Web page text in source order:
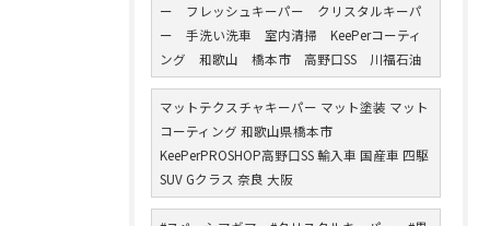
ー フレッシュキーパー クリスタルキーパ
ー 手洗い洗車 室内清掃 KeePerコーティ
ング 和歌山 橋本市 高野口SS 川福石油
マットテクスチャキーパー マット塗装 マット
コーティング 和歌山県橋本市
KeePerPROSHOP高野口SS 輸入車 国産車 四駆
SUV Gクラス 奈良 大阪